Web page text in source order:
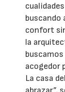
buscando
confort
la
acogedor
La casa